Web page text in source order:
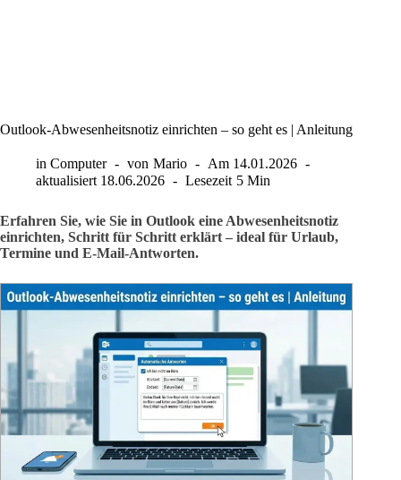
Outlook-Abwesenheitsnotiz einrichten – so geht es | Anleitung
in Computer von Mario Am 14.01.2026
aktualisiert 18.06.2026 Lesezeit 5 Min
Erfahren Sie, wie Sie in Outlook eine Abwesenheitsnotiz
einrichten, Schritt für Schritt erklärt – ideal für Urlaub,
Termine und E-Mail-Antworten.